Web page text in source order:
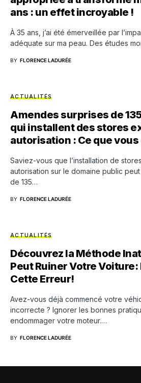
ans : un effet incroyable !
À 35 ans, j’ai été émerveillée par
adéquate sur ma peau. Des études
BY FLORENCE LADURÉE
ACTUALITÉS
Amendes surprises de
qui installent des stores
autorisation : Ce que
Saviez-vous que l’installation de
autorisation sur le domaine public
de 135…
BY FLORENCE LADURÉE
ACTUALITÉS
Découvrez la Méthode
Peut Ruiner Votre Voiture:
Cette Erreur!
Avez-vous déjà commencé votre
incorrecte ? Ignorer les bonnes
endommager votre moteur.…
BY FLORENCE LADURÉE